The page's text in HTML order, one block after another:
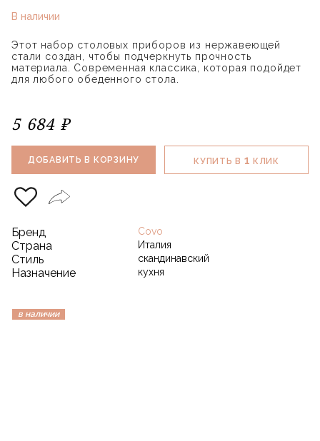
В наличии
Этот набор столовых приборов из нержавеющей
стали создан, чтобы подчеркнуть прочность
материала. Современная классика, которая подойдет
для любого обеденного стола.
5 684 ₽
ДОБАВИТЬ В КОРЗИНУ КУПИТЬ В 1 КЛИК
Бренд Covo
Страна Италия
Стиль скандинавский
Назначение кухня
в наличии